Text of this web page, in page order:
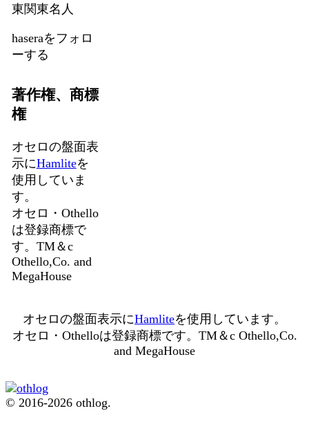
東関東名人
haseraをフォロ
ーする
著作権、商標
権
オセロの盤面表
示にHamliteを
使用していま
す。
オセロ・Othello
は登録商標で
す。TM＆c
Othello,Co. and
MegaHouse
オセロの盤面表示にHamliteを使用しています。
オセロ・Othelloは登録商標です。TM＆c Othello,Co.
and MegaHouse
© 2016-2026 othlog.